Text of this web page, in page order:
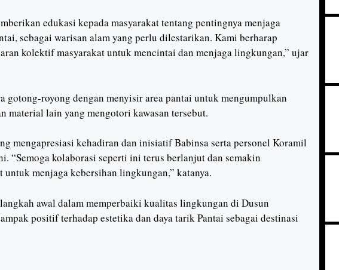
edukasi kepada masyarakat tentang pentingnya menjaga
sebagai warisan alam yang perlu dilestarikan. Kami berharap
kolektif masyarakat untuk mencintai dan menjaga lingkungan,” ujar
gotong-royong dengan menyisir area pantai untuk mengumpulkan
material lain yang mengotori kawasan tersebut.
mengapresiasi kehadiran dan inisiatif Babinsa serta personel Koramil
“Semoga kolaborasi seperti ini terus berlanjut dan semakin
untuk menjaga kebersihan lingkungan,” katanya.
awal dalam memperbaiki kualitas lingkungan di Dusun
positif terhadap estetika dan daya tarik Pantai sebagai destinasi